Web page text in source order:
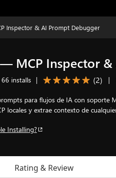
Inspector & AI Prompt Debugger
MCP Inspector
66 installs | (2) |
para flujos de IA con soporte
locales y extrae contexto de
Installing?
Rating & Review